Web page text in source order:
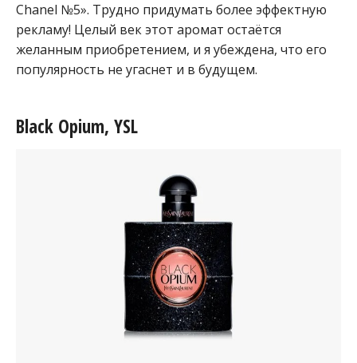
Chanel №5». Трудно придумать более эффектную
рекламу! Целый век этот аромат остаётся
желанным приобретением, и я убеждена, что его
популярность не угаснет и в будущем.
Black Opium, YSL